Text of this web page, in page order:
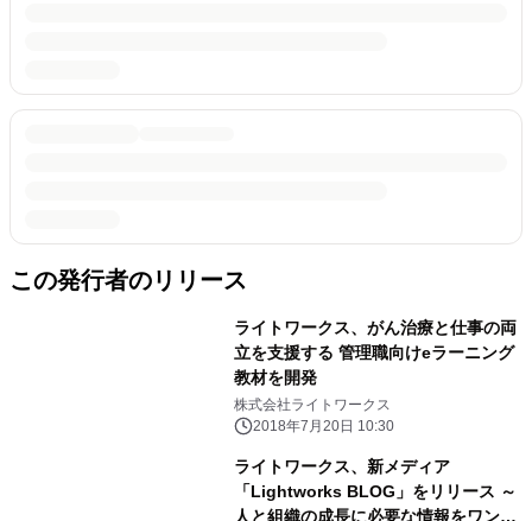
この発行者のリリース
ライトワークス、がん治療と仕事の両
立を支援する 管理職向けeラーニング
教材を開発
株式会社ライトワークス
2018年7月20日 10:30
ライトワークス、新メディア
「Lightworks BLOG」をリリース ～
人と組織の成長に必要な情報をワンス